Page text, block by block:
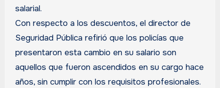
salarial.
Con respecto a los descuentos, el director de
Seguridad Pública refirió que los policías que
presentaron esta cambio en su salario son
aquellos que fueron ascendidos en su cargo hace
años, sin cumplir con los requisitos profesionales.